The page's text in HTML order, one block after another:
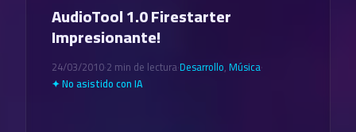
AudioTool 1.0 Firestarter
Impresionante!
24/03/2010·2 min de lectura·Desarrollo, Música·
✦ No asistido con IA